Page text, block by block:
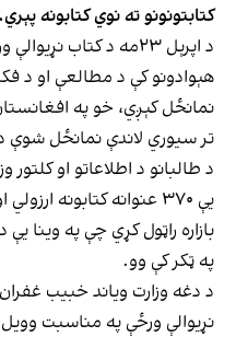
کتابتونونو ته نوي کتابونه پېري.
د اپرېل ۲۳مه د کتاب
هېوادونو کې د مطالعې او د
نمانځل کېږي، خو په
تر سیوري لاندې نمانځل شوې
د طالبانو د اطلاعاتو او
یې ۳۷۰ عنوانه کتابونه
بازاره راټول کړي چې په وینا
په ټکر کې وو.
د دغه وزارت ویاند خبیب